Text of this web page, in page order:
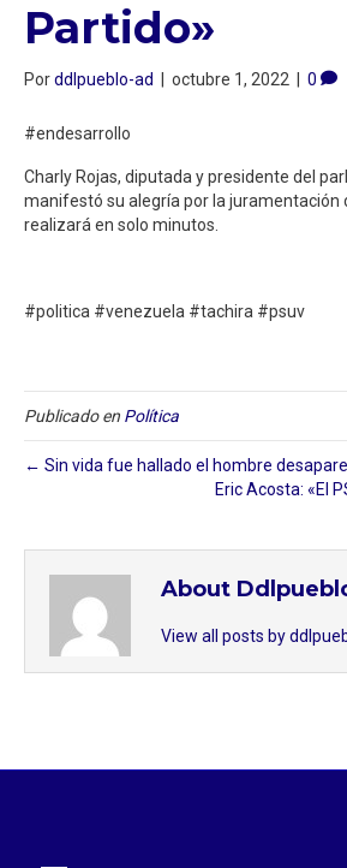
Partido»
Porddlpueblo-ad octubre 1, 2022 0
#endesarrollo
Charly Rojas, diputada y presidente del
manifestó su alegría por la juramentación
realizará en solo minutos.
#politica #venezuela #tachira #psuv
Publicado en Política
← Sin vida fue hallado el hombre
Eric Acosta: «El
About
View all posts by